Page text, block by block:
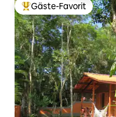
Beliebter Gäste-Favorit.
Gäste-Favorit